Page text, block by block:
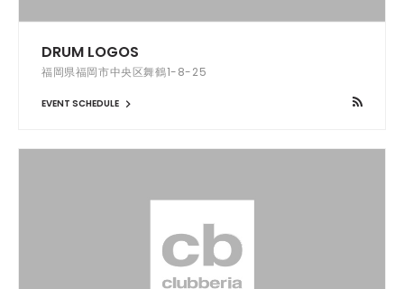
DRUM LOGOS
福岡県福岡市中央区舞鶴1-8-25
EVENT SCHEDULE